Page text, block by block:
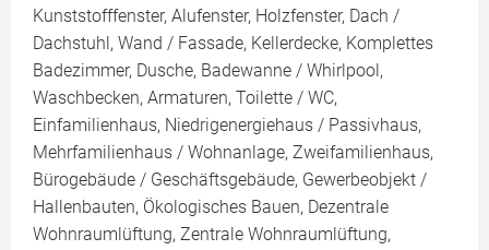
Kunststofffenster, Alufenster, Holzfenster, Dach /
Dachstuhl, Wand / Fassade, Kellerdecke, Komplettes
Badezimmer, Dusche, Badewanne / Whirlpool,
Waschbecken, Armaturen, Toilette / WC,
Einfamilienhaus, Niedrigenergiehaus / Passivhaus,
Mehrfamilienhaus / Wohnanlage, Zweifamilienhaus,
Bürogebäude / Geschäftsgebäude, Gewerbeobjekt /
Hallenbauten, Ökologisches Bauen, Dezentrale
Wohnraumlüftung, Zentrale Wohnraumlüftung,